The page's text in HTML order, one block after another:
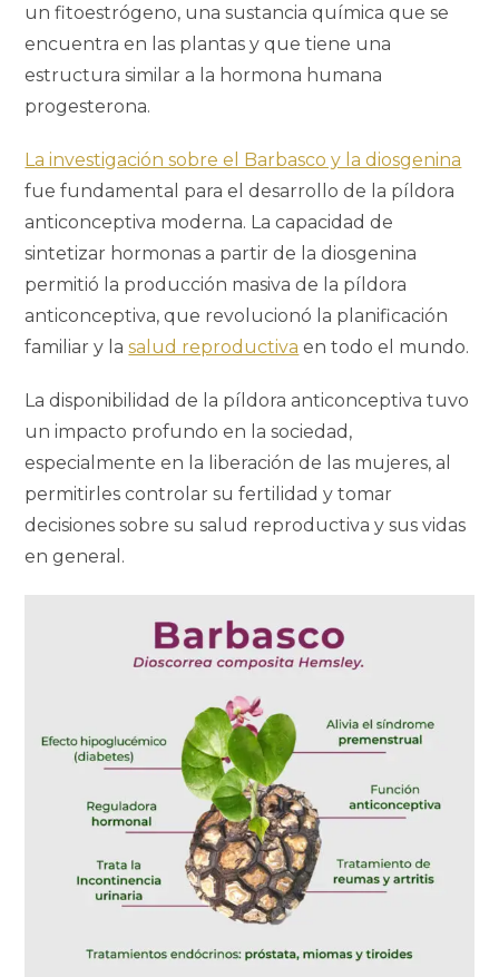
un fitoestrógeno, una sustancia química que se
encuentra en las plantas y que tiene una
estructura similar a la hormona humana
progesterona.
La investigación sobre el Barbasco y la diosgenina
fue fundamental para el desarrollo de la píldora
anticonceptiva moderna. La capacidad de
sintetizar hormonas a partir de la diosgenina
permitió la producción masiva de la píldora
anticonceptiva, que revolucionó la planificación
familiar y lasalud reproductiva en todo el mundo.
La disponibilidad de la píldora anticonceptiva tuvo
un impacto profundo en la sociedad,
especialmente en la liberación de las mujeres, al
permitirles controlar su fertilidad y tomar
decisiones sobre su salud reproductiva y sus vidas
en general.